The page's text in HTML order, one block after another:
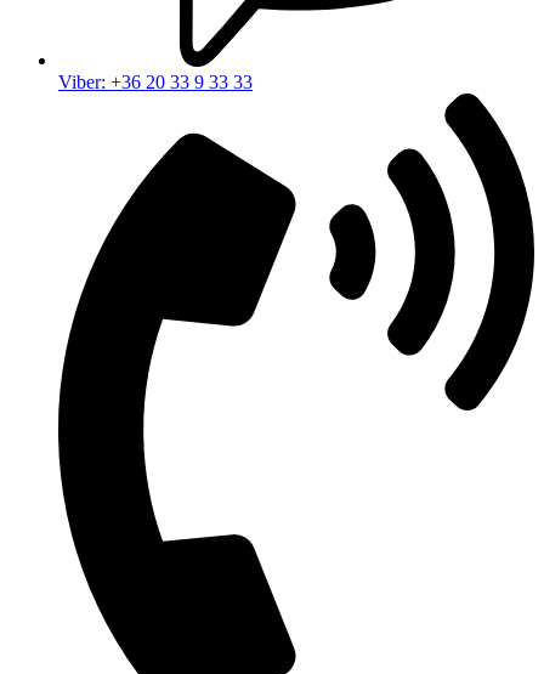
Viber: +36 20 33 9 33 33